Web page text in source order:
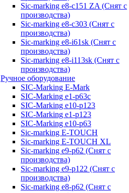
Sic-marking e8-c151 ZA (Снят с
производства)
Sic-marking e8-c303 (Снят с
производства)
Sic-marking e8-i61sk (Снят с
производства)
Sic-marking e8-i113sk (Снят с
производства)
Ручное оборудование
SIC-Marking E-Mark
SIC-Marking e1-p63с
SIC-Marking e10-p123
SIC-Marking e1-p123
SIC-Marking e10-p63
Sic-marking E-TOUCH
Sic-marking E-TOUCH XL
Sic-marking e9-p62 (Снят с
производства)
Sic-marking e9-p122 (Снят с
производства)
Sic-marking e8-p62 (Снят с